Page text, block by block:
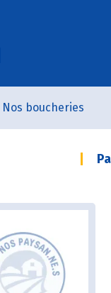
Nos boucheries